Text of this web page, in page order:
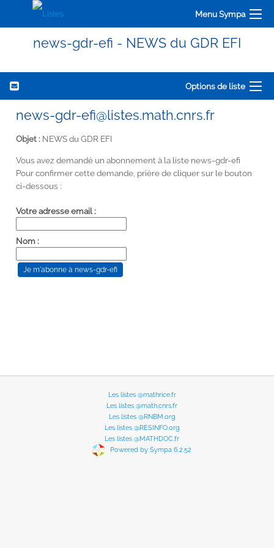
Menu Sympa
news-gdr-efi - NEWS du GDR EFI
Options de liste
news-gdr-efi@listes.math.cnrs.fr
Objet : NEWS du GDR EFI
Vous avez demandé un abonnement à la liste news-gdr-efi
Pour confirmer cette demande, prière de cliquer sur le bouton
ci-dessous :
Votre adresse email :
Nom :
Les listes @mathrice.fr
Les listes @math.cnrs.fr
Les listes @RNBM.org
Les listes @RESINFO.org
Les listes @MATHDOC.fr
Powered by Sympa 6.2.52